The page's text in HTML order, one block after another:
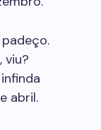
viu?
abril.